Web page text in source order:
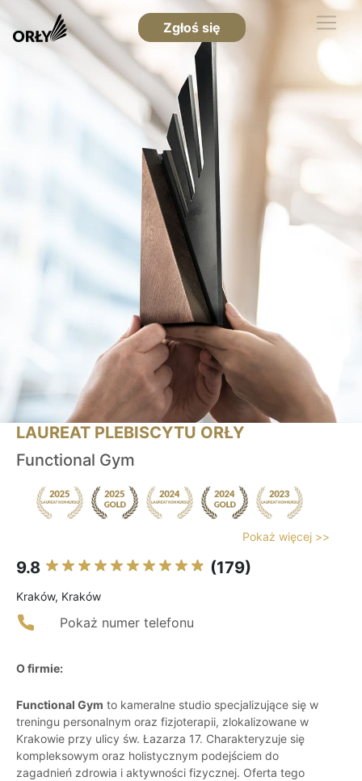
Zgłoś się
LAUREAT PLEBISCYTU ORŁY
Functional Gym
Pokaż więcej >>
9.8 (179)
Kraków, Kraków
Pokaż numer telefonu
O firmie:
Functional Gym to kameralne studio specjalizujące się w
treningu personalnym oraz fizjoterapii, zlokalizowane w
Krakowie przy ulicy św. Łazarza 17. Charakteryzuje się
kompleksowym oraz holistycznym podejściem do
zagadnień zdrowia i aktywności fizycznej. Oferta tego